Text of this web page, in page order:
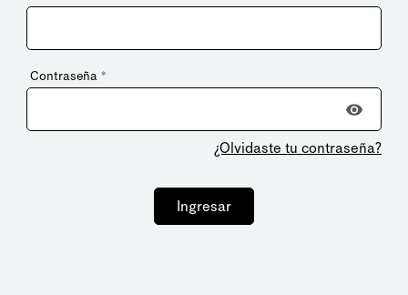
Contraseña *
¿Olvidaste tu contraseña?
Ingresar